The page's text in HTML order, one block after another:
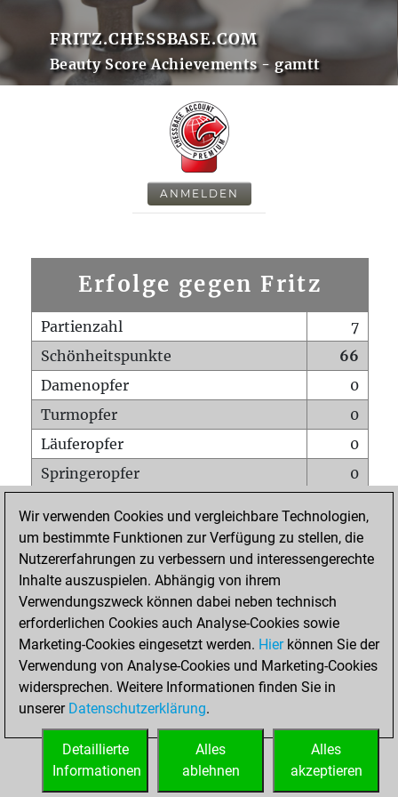
FRITZ.CHESSBASE.COM
Beauty Score Achievements - gamtt
ANMELDEN
Erfolge gegen Fritz
Partienzahl
7
Schönheitspunkte
66
Damenopfer
0
Turmopfer
0
Läuferopfer
0
Springeropfer
0
Matt auf vollem Brett
0
Bauer setzt Matt
0
Erstickte Matts
Unterverwandlungen
Türme auf der siebten
0
STARTSEITE
Wir verwenden Cookies und vergleichbare Technologien,
um bestimmte Funktionen zur Verfügung zu stellen, die
Nutzererfahrungen zu verbessern und interessengerechte
Inhalte auszuspielen. Abhängig von ihrem
Verwendungszweck können dabei neben technisch
erforderlichen Cookies auch Analyse-Cookies sowie
Marketing-Cookies eingesetzt werden. Hierkönnen Sie der
Verwendung von Analyse-Cookies und Marketing-Cookies
widersprechen. Weitere Informationen finden Sie in
unserer Datenschutzerklärung.
Alles
akzeptieren
Alles
ablehnen
Detaillierte
Informationen